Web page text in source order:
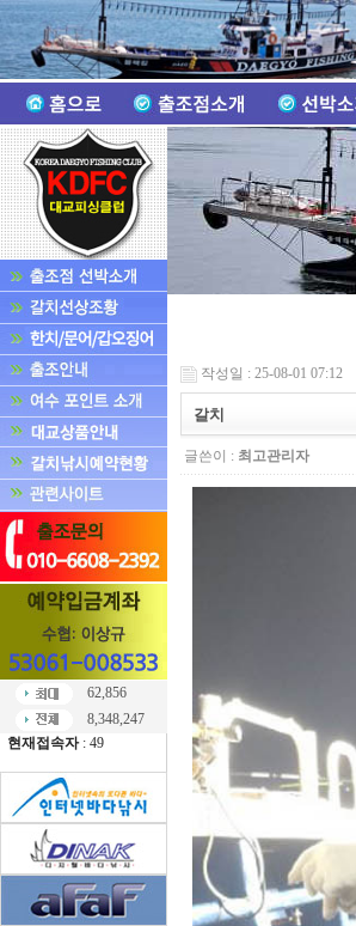
62,856
8,348,247
현재접속자: 49
작성일 : 25-08-01 07:12
갈치
글쓴이 : 최고관리자